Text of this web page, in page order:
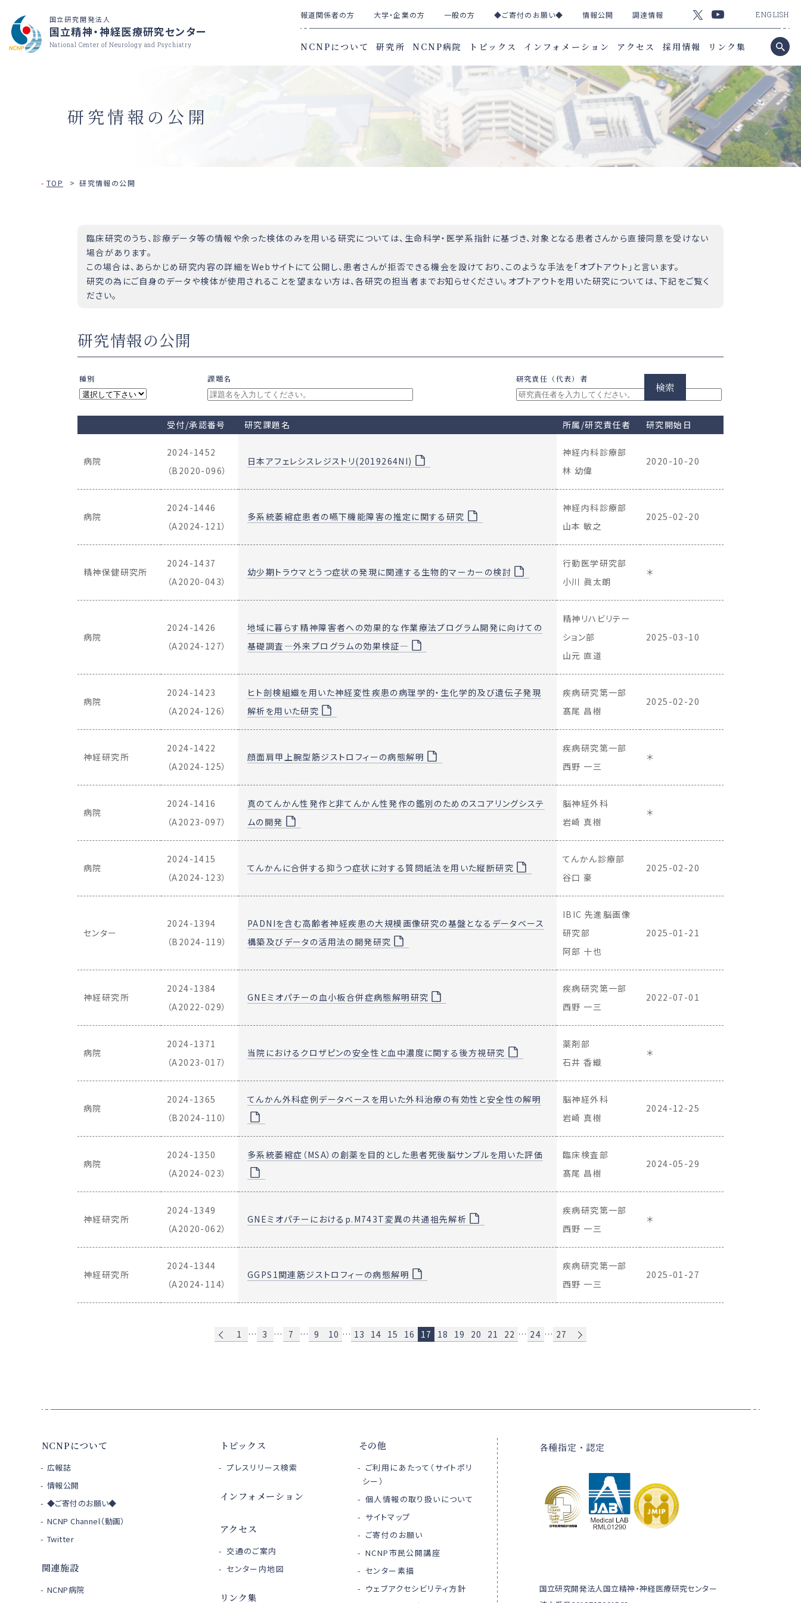
国立研究開発法人
国立精神・神経医療研究センター
National Center of Neurology and Psychiatry
報道関係者の方 大学・企業の方 一般の方 ◆ご寄付のお願い◆ 情報公開 調達情報 ENGLISH
NCNPについて 研究所 NCNP病院 トピックス インフォメーション アクセス 採用情報 リンク集
研究情報の公開
TOP 研究情報の公開
臨床研究のうち、診療データ等の情報や余った検体のみを用いる研究については、生命科学・医学系指針に基づき、対象となる患者さんから直接同意を受けない
場合があります。
この場合は、あらかじめ研究内容の詳細をWebサイトにて公開し、患者さんが拒否できる機会を設けており、このような手法を「オプトアウト」と言います。
研究の為にご自身のデータや検体が使用されることを望まない方は、各研究の担当者までお知らせください。オプトアウトを用いた研究については、下記をご覧く
ださい。
研究情報の公開
種別 課題名 研究責任（代表）者
検索
受付/承認番号 研究課題名 所属/研究責任者 研究開始日
病院
2024-1452
（B2020-096）
日本アフェレシスレジストリ(2019264NI)
神経内科診療部
林 幼偉
2020-10-20
病院
2024-1446
（A2024-121）
多系統萎縮症患者の嚥下機能障害の推定に関する研究
神経内科診療部
山本 敏之
2025-02-20
精神保健研究所
2024-1437
（A2020-043）
幼少期トラウマとうつ症状の発現に関連する生物的マーカーの検討
行動医学研究部
小川 眞太朗
＊
病院
2024-1426
（A2024-127）
地域に暮らす精神障害者への効果的な作業療法プログラム開発に向けての
基礎調査―外来プログラムの効果検証―
精神リハビリテー
ション部
山元 直道
2025-03-10
病院
2024-1423
（A2024-126）
ヒト剖検組織を用いた神経変性疾患の病理学的・生化学的及び遺伝子発現
解析を用いた研究
疾病研究第一部
髙尾 昌樹
2025-02-20
神経研究所
2024-1422
（A2024-125）
顔面肩甲上腕型筋ジストロフィーの病態解明
疾病研究第一部
西野 一三
＊
病院
2024-1416
（A2023-097）
真のてんかん性発作と非てんかん性発作の鑑別のためのスコアリングシステ
ムの開発
脳神経外科
岩崎 真樹
＊
病院
2024-1415
（A2024-123）
てんかんに合併する抑うつ症状に対する質問紙法を用いた縦断研究
てんかん診療部
谷口 豪
2025-02-20
センター
2024-1394
（B2024-119）
PADNIを含む高齢者神経疾患の大規模画像研究の基盤となるデータベース
構築及びデータの活用法の開発研究
IBIC 先進脳画像
研究部
阿部 十也
2025-01-21
神経研究所
2024-1384
（A2022-029）
GNEミオパチーの血小板合併症病態解明研究
疾病研究第一部
西野 一三
2022-07-01
病院
2024-1371
（A2023-017）
当院におけるクロザピンの安全性と血中濃度に関する後方視研究
薬剤部
石井 香織
＊
病院
2024-1365
（B2024-110）
てんかん外科症例データベースを用いた外科治療の有効性と安全性の解明
脳神経外科
岩崎 真樹
2024-12-25
病院
2024-1350
（A2024-023）
多系統萎縮症（MSA）の創薬を目的とした患者死後脳サンプルを用いた評価
臨床検査部
髙尾 昌樹
2024-05-29
神経研究所
2024-1349
（A2020-062）
GNEミオパチーにおけるp.M743T変異の共通祖先解析
疾病研究第一部
西野 一三
＊
神経研究所
2024-1344
（A2024-114）
GGPS1関連筋ジストロフィーの病態解明
疾病研究第一部
西野 一三
2025-01-27
1 … 3 … 7 … 9 10 … 13 14 15 16 17 18 19 20 21 22 … 24 … 27
NCNPについて
広報誌
情報公開
◆ご寄付のお願い◆
NCNP Channel（動画）
Twitter
関連施設
NCNP病院
トピックス
プレスリリース検索
インフォメーション
アクセス
交通のご案内
センター内地図
リンク集
その他
ご利用にあたって（サイトポリ
シー）
個人情報の取り扱いについて
サイトマップ
ご寄付のお願い
NCNP市民公開講座
センター素描
ウェブアクセシビリティ方針
各種指定・認定
国立研究開発法人国立精神・神経医療研究センター